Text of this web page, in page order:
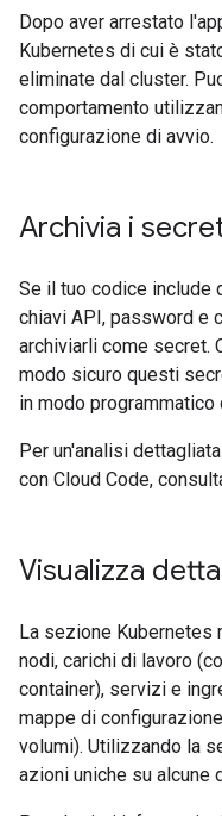
Dopo aver arrestato
Kubernetes di cui è
eliminate dal cluster.
comportamento
configurazione di avvio.
Archivia i
Se il tuo codice include
chiavi API, password e
archiviarli come secret.
modo sicuro questi
in modo programmatico
Per un'analisi
con Cloud Code,
Visualizza
La sezione Kubernetes
nodi, carichi di lavoro
container), servizi e
mappe di
volumi). Utilizzando la
azioni uniche su alcune